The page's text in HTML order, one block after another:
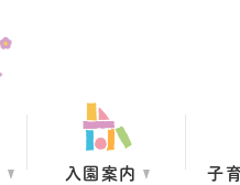
入園案内 子